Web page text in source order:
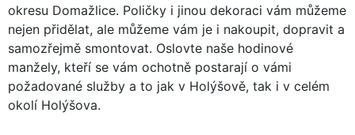
okresu Domažlice. Poličky i jinou dekoraci vám můžeme
nejen přidělat, ale můžeme vám je i nakoupit, dopravit a
samozřejmě smontovat. Oslovte naše hodinové
manžely, kteří se vám ochotně postarají o vámi
požadované služby a to jak v Holýšově, tak i v celém
okolí Holýšova.